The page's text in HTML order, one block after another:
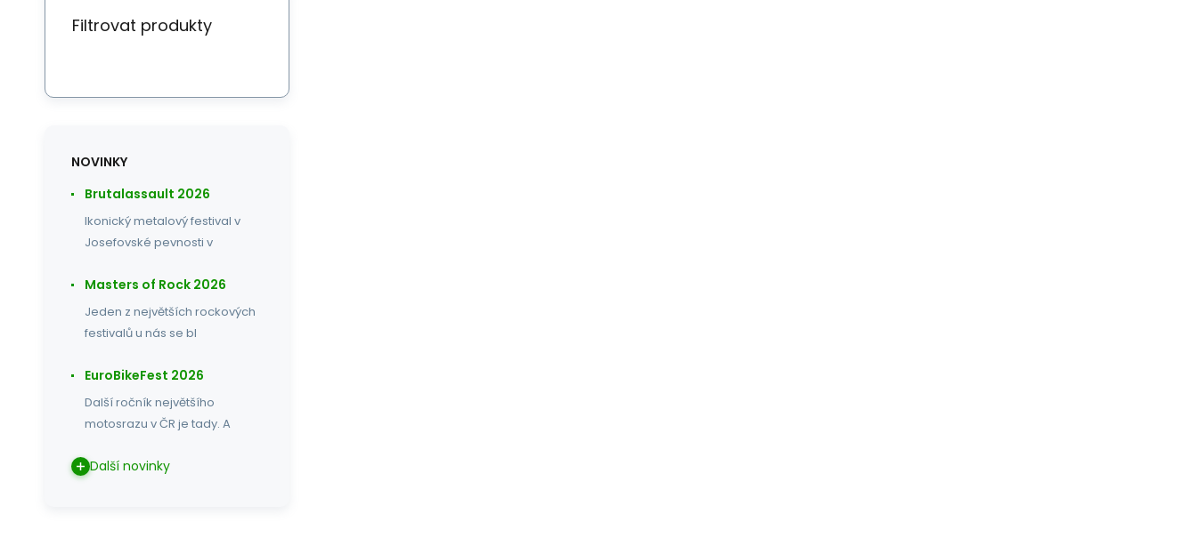
Filtrovat produkty
NOVINKY
Brutalassault 2026
Ikonický metalový festival v
Josefovské pevnosti v
Masters of Rock 2026
Jeden z největších rockových
festivalů u nás se bl
EuroBikeFest 2026
Další ročník největšího
motosrazu v ČR je tady. A
Další novinky